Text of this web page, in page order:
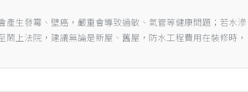
產生發霉、壁癌，嚴重會導致過敏、氣管等健康問題；若水滲
上法院，建議無論是新屋、舊屋，防水工程費用在裝修時，